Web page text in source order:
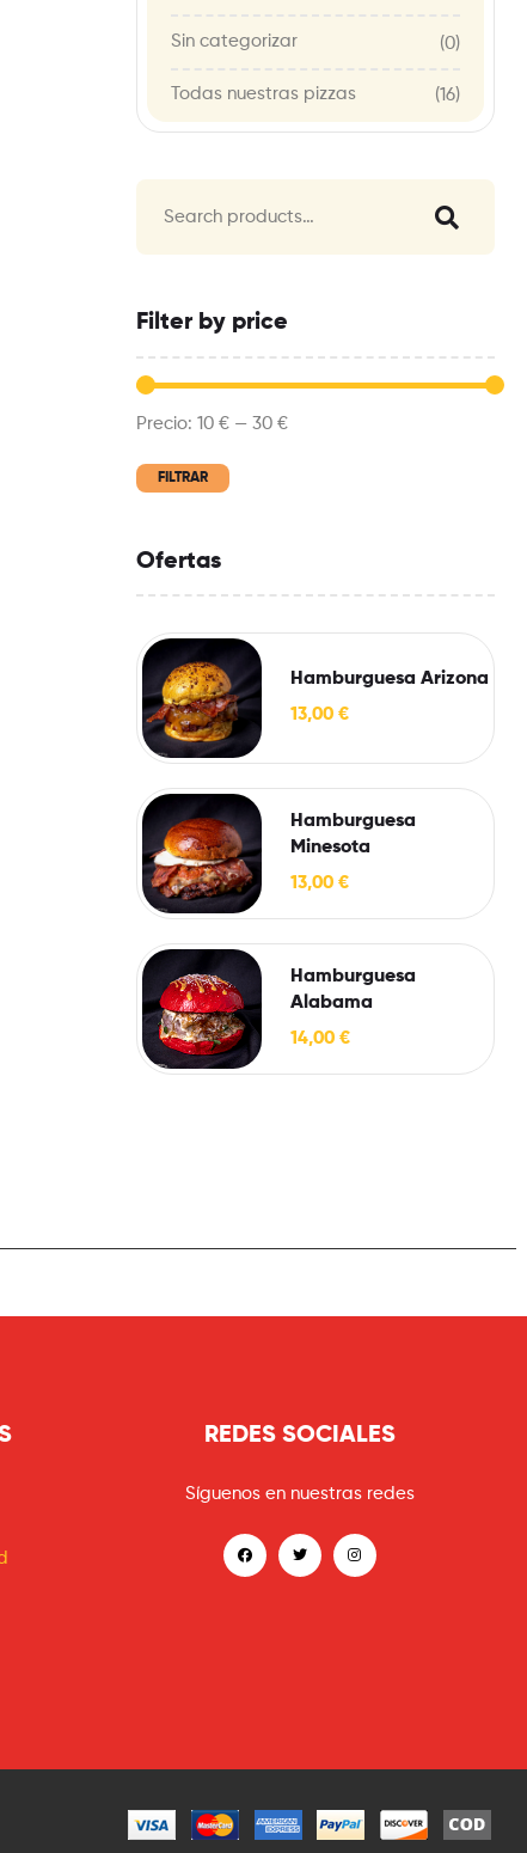
Sin categorizar (0)
Todas nuestras pizzas (16)
Filter by price
FILTRAR
Precio: 10 € — 30 €
Ofertas
Hamburguesa Arizona
13,00 €
Hamburguesa
Minesota
13,00 €
Hamburguesa
Alabama
14,00 €
REDES SOCIALES
Síguenos en nuestras redes